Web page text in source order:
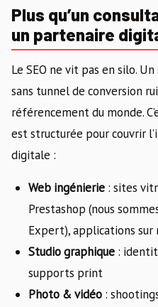
Plus qu’un
un partenaire
Le SEO ne vit pas en silo.
sans tunnel de conversion
référencement du monde.
est structurée pour couvrir
digitale :
Web ingénierie : sites
Prestashop (nous
Expert), applications sur
Studio graphique :
supports print
Photo & vidéo :